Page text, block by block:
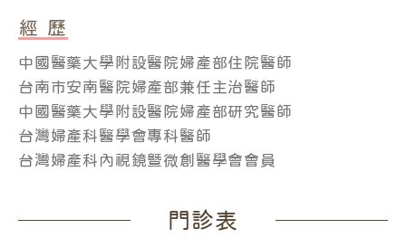
經 歷
中國醫藥大學附設醫院婦產部住院醫師
台南市安南醫院婦產部兼任主治醫師
中國醫藥大學附設醫院婦產部研究醫師
台灣婦產科醫學會專科醫師
台灣婦產科內視鏡曁微創醫學會會員
門診表